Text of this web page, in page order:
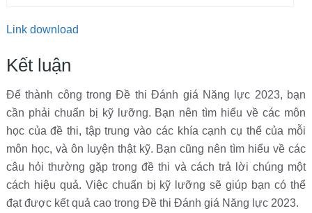
Link download
Kết luận
Để thành công trong Đề thi Đánh giá Năng lực 2023, bạn
cần phải chuẩn bị kỹ lưỡng. Bạn nên tìm hiểu về các môn
học của đề thi, tập trung vào các khía cạnh cụ thể của mỗi
môn học, và ôn luyện thật kỹ. Bạn cũng nên tìm hiểu về các
câu hỏi thường gặp trong đề thi và cách trả lời chúng một
cách hiệu quả. Việc chuẩn bị kỹ lưỡng sẽ giúp bạn có thể
đạt được kết quả cao trong Đề thi Đánh giá Năng lực 2023.